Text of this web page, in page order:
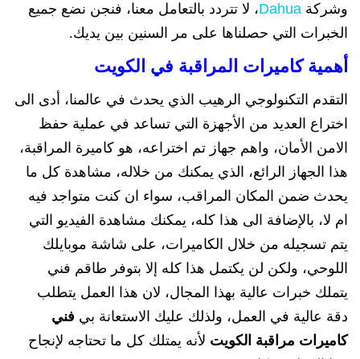
وشركة Dahua، لا تتردد بالتعامل معنا، فنجن نضع جميع
الخبرات التي حصلناها على مر السنين بين يديك.
أهمية كاميرات المراقبة في الكويت
التقدم التكنولوجي الرهيب الذي يحدث في عالمنا، أدى الى
اختراع العديد من الأجهزة التي تساعد في عملية حفظ
الامن الأمان، واهم جهاز تم اختراعه، هو كاميرة المراقبة،
هذا الجهاز الرائع، الذي يمكنك من خلاله، مشاهدة كل ما
يحدث ضمن المكان المراقب، سواء ان كنت متواجد فيه
ام لا، بالإضافة الى هذا كله، يمكنك مشاهدة الفيديو التي
يتم تسجيله من خلال الكاميرات، على شاشة موبايلك
اللوحي، ولكن لن يكتمل هذا كله إلا بتوفر طاقم فني
يتملك خبرات عالية بهذا المجال، لان هذا العمل يتطلب
دقة عالية في العمل، ولذلك عليك الاستعانة بي فني
كاميرات مراقبة الكويت لأنه يمتلك كل ما تحتاجه لإنجاح